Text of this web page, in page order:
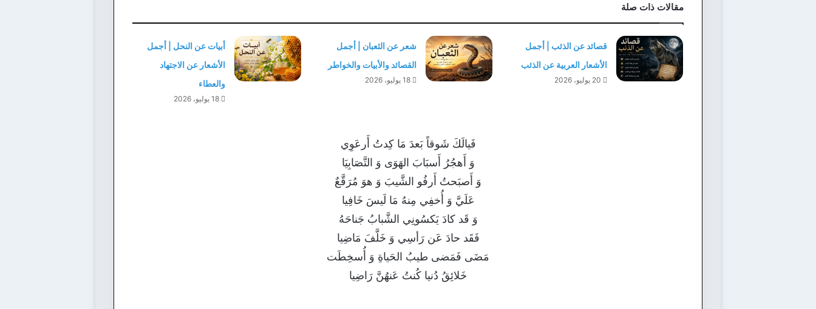
مقالات ذات صلة
قصائد عن الذئب | أجمل
الأشعار العربية عن الذئب
20 يوليو، 2026
شعر عن الثعبان | أجمل
القصائد والأبيات والخواطر
18 يوليو، 2026
أبيات عن النحل | أجمل
الأشعار عن الاجتهاد
والعطاء
18 يوليو، 2026
فَيالَكَ شَوقاً بَعدَ مَا كِدتُ أَرعَوِي
وَ أَهجُرُ أَسبَابَ الهَوَى وَ التَّصَابِيَا
وَ أَصبَحتُ أَرفُو الشَّيبَ وَ هوَ مُرَقَّعٌ
عَلَيَّ وَ أُخفِي مِنهُ مَا لَيسَ خَافِيا
وَ قَد كادَ يَكسُونِي الشَّبابُ جَناحَهُ
فَقَد حادَ عَن رَأسِي وَ خَلَّفَ مَاضِيا
مَضَى فَمَضى طيبُ الحَياةِ وَ أُسخِطَت
خَلائِقُ دُنيا كُنتُ عَنهُنَّ رَاضِيا